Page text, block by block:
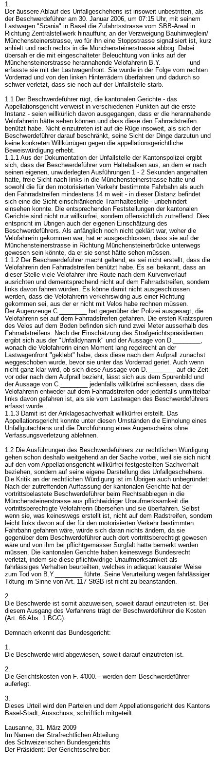
1.
Der äussere Ablauf des Unfallgeschehens ist insoweit unbestritten, als
der Beschwerdeführer am 30. Januar 2006, um 07:15 Uhr, mit seinem
Lastwagen "Scania" in Basel die Zufahrtsstrasse vom SBB-Areal in
Richtung Zentralstellwerk hinauffuhr, an der Verzweigung Bauhinweglein/
Münchensteinerstrasse, wo für ihn eine Stoppstrasse signalisiert ist, kurz
anhielt und nach rechts in die Münchensteinerstrasse abbog. Dabei
übersah er die mit eingeschalteter Beleuchtung von links auf der
Münchensteinerstrasse herannahende Velofahrerin B.Y.________ und
erfasste sie mit der Lastwagenfront. Sie wurde in der Folge vom rechten
Vorderrad und von den linken Hinterrädern überfahren und dadurch so
schwer verletzt, dass sie noch auf der Unfallstelle starb.
1.1 Der Beschwerdeführer rügt, die kantonalen Gerichte - das
Appellationsgericht verweist in verschiedenen Punkten auf die erste
Instanz - seien willkürlich davon ausgegangen, dass er die herannahende
Velofahrerin hätte sehen können und dass diese den Fahrradstreifen
benützt habe. Nicht einzutreten ist auf die Rüge insoweit, als sich der
Beschwerdeführer darauf beschränkt, seine Sicht der Dinge darzutun und
keine konkreten Willkürrügen gegen die appellationsgerichtliche
Beweiswürdigung erhebt.
1.1.1 Aus der Dokumentation der Unfallstelle der Kantonspolizei ergibt
sich, dass der Beschwerdeführer vom Haltebalken aus, an dem er nach
seinen eigenen, unwiderlegten Ausführungen 1 - 2 Sekunden angehalten
hatte, freie Sicht nach links in die Münchensteinerstrasse hatte und
sowohl die für den motorisierten Verkehr bestimmte Fahrbahn als auch
den Fahrradstreifen mindestens 14 m weit - in dieser Distanz befindet
sich eine die Sicht einschränkende Tramhaltestelle - unbehindert
einsehen konnte. Die entsprechenden Feststellungen der kantonalen
Gerichte sind nicht nur willkürfrei, sondern offensichtlich zutreffend. Dies
entspricht im Übrigen auch der eigenen Einschätzung des
Beschwerdeführers. Als anfänglich noch nicht geklärt war, woher die
Velofahrerin gekommen war, hat er ausgeschlossen, dass sie auf der
Münchensteinerstrasse in Richtung Münchensteinerbrücke unterwegs
gewesen sein könnte, da er sie sonst hätte sehen müssen.
1.1.2 Der Beschwerdeführer macht geltend, es sei nicht erstellt, dass die
Velofahrerin den Fahrradstreifen benützt habe. Es sei bekannt, dass an
dieser Stelle viele Velofahrer ihre Route nach dem Kurvenverlauf
ausrichten und dementsprechend nicht auf dem Fahrradstreifen, sondern
links davon fahren würden. Es könne damit nicht ausgeschlossen
werden, dass die Velofahrerin verkehrswidrig aus einer Richtung
gekommen sei, aus der er nicht mit Velos habe rechnen müssen.
Der Augenzeuge C.________ hat gegenüber der Polizei ausgesagt, die
Velofahrerin sei auf dem Fahrradstreifen gefahren. Die ersten Kratzspuren
des Velos auf dem Boden befinden sich rund zwei Meter ausserhalb des
Fahrradstreifens. Nach der Einschätzung des Strafgerichtspräsidenten
ergibt sich aus der "Unfalldynamik" und der Aussage von D.________,
wonach die Velofahrerin einen Moment lang regelrecht an der
Lastwagenfront "geklebt" habe, dass diese nach dem Aufprall zunächst
weggeschoben wurde, bevor sie unter das Vorderrad geriet. Auch wenn
nicht ganz klar wird, ob sich diese Aussage von D.________ auf die Zeit
vor oder nach dem Aufprall bezieht, lässt sich aus dem Spurenbild und
der Aussage von C.________ jedenfalls willkürfrei schliessen, dass die
Velofahrerin entweder auf dem Fahrradstreifen oder jedenfalls unmittelbar
links davon gefahren ist, als sie vom Lastwagen des Beschwerdeführers
erfasst wurde.
1.1.3 Damit ist der Anklagesachverhalt willkürfrei erstellt. Das
Appellationsgericht konnte unter diesen Umständen die Einholung eines
Unfallgutachtens und die Durchführung eines Augenscheins ohne
Verfassungsverletzung ablehnen.
1.2 Die Ausführungen des Beschwerdeführers zur rechtlichen Würdigung
gehen schon deshalb weitgehend an der Sache vorbei, weil sie sich nicht
auf den vom Appellationsgericht willkürfrei festgestellten Sachverhalt
beziehen, sondern auf seine eigene Darstellung des Unfallgeschehens.
Die Kritik an der rechtlichen Würdigung ist im Übrigen auch unbegründet:
Nach der zutreffenden Auffassung der kantonalen Gerichte hat der
vortrittsbelastete Beschwerdeführer beim Rechtsabbiegen in die
Münchensteinerstrasse aus pflichtwidriger Unaufmerksamkeit die
vortrittsberechtigte Velofahrerin übersehen und sie überfahren. Selbst
wenn sie, was keineswegs erstellt ist, nicht auf dem Radstreifen, sondern
leicht links davon auf der für den motorisierten Verkehr bestimmten
Fahrbahn gefahren wäre, würde sich daran nichts ändern, da sie
gegenüber dem Beschwerdeführer auch dort vortrittsberechtigt gewesen
wäre und von ihm bei pflichtgemässer Sorgfalt hätte bemerkt werden
müssen. Die kantonalen Gerichte haben keineswegs Bundesrecht
verletzt, indem sie diese pflichtwidrige Unaufmerksamkeit als
fahrlässiges Verhalten beurteilten, welches in adäquat kausaler Weise
zum Tod von B.Y.________ führte. Seine Verurteilung wegen fahrlässiger
Tötung im Sinne von Art. 117 StGB ist nicht zu beanstanden.
2.
Die Beschwerde ist somit abzuweisen, soweit darauf einzutreten ist. Bei
diesem Ausgang des Verfahrens trägt der Beschwerdeführer die Kosten
(Art. 66 Abs. 1 BGG).
Demnach erkennt das Bundesgericht:
1.
Die Beschwerde wird abgewiesen, soweit darauf einzutreten ist.
2.
Die Gerichtskosten von F. 4'000.-- werden dem Beschwerdeführer
auferlegt.
3.
Dieses Urteil wird den Parteien und dem Appellationsgericht des Kantons
Basel-Stadt, Ausschuss, schriftlich mitgeteilt.
Lausanne, 31. März 2009
Im Namen der Strafrechtlichen Abteilung
des Schweizerischen Bundesgerichts
Der Präsident: Der Gerichtsschreiber: